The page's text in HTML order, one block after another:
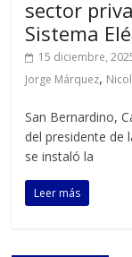
sector
Sistema
15 diciembre,
Jorge Márquez,
San Bernardino,
del presidente de
se instaló la
Leer más